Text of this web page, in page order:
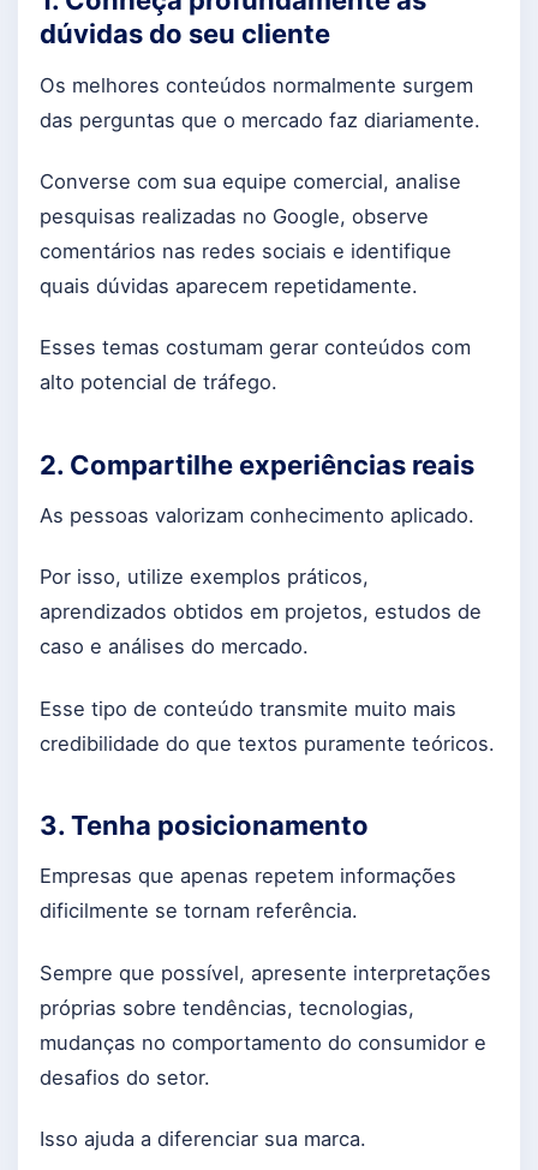
dúvidas do seu cliente
Os melhores conteúdos normalmente surgem
das perguntas que o mercado faz diariamente.
Converse com sua equipe comercial, analise
pesquisas realizadas no Google, observe
comentários nas redes sociais e identifique
quais dúvidas aparecem repetidamente.
Esses temas costumam gerar conteúdos com
alto potencial de tráfego.
2. Compartilhe experiências reais
As pessoas valorizam conhecimento aplicado.
Por isso, utilize exemplos práticos,
aprendizados obtidos em projetos, estudos de
caso e análises do mercado.
Esse tipo de conteúdo transmite muito mais
credibilidade do que textos puramente teóricos.
3. Tenha posicionamento
Empresas que apenas repetem informações
dificilmente se tornam referência.
Sempre que possível, apresente interpretações
próprias sobre tendências, tecnologias,
mudanças no comportamento do consumidor e
desafios do setor.
Isso ajuda a diferenciar sua marca.